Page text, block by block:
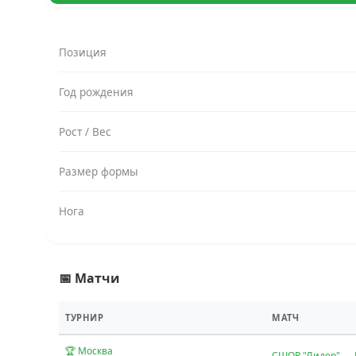
Позиция
Год рождения
Рост / Вес
Размер формы
Нога
📅 Матчи
ТУРНИР МАТЧ
🏆 Москва